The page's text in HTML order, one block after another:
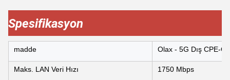
Spesifikasyon
madde Olax - 5G Dış CPE-
Maks. LAN Veri Hızı 1750 Mbps